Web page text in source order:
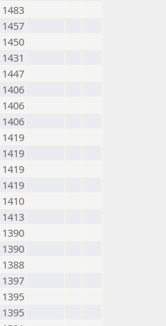
1483
1457
1450
1431
1447
1406
1406
1406
1419
1419
1419
1419
1410
1413
1390
1390
1388
1397
1395
1395